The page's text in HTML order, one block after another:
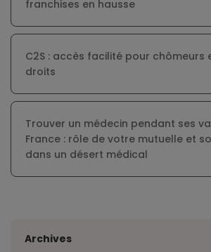
franchises en hausse
C2S : accès facilité pour chômeurs
droits
Trouver un médecin pendant ses
France : rôle de votre mutuelle et
dans un désert médical
Archives